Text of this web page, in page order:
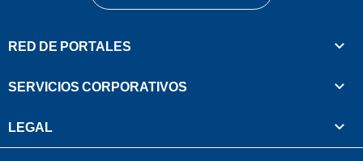
RED DE PORTALES
SERVICIOS CORPORATIVOS
LEGAL